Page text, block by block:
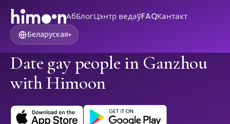
АбБлогЦэнтр ведаўFAQКантакт
Беларуская▾
Date gay people in Ganzhou
with Himoon